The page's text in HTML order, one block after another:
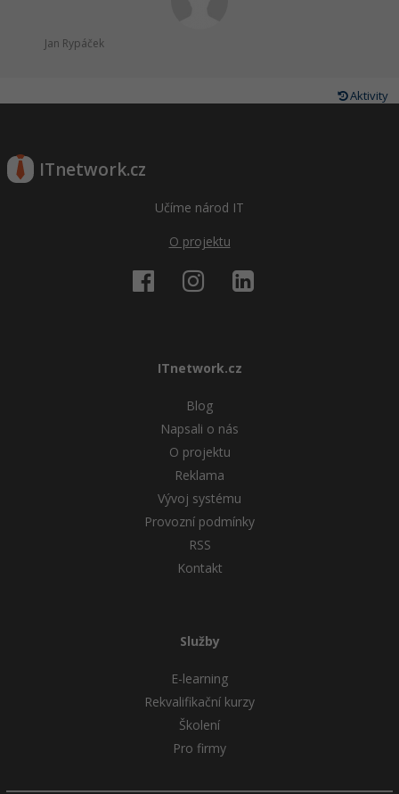
Jan Rypáček
Aktivity
ITnetwork.cz
Učíme národ IT
O projektu
ITnetwork.cz
Blog
Napsali o nás
O projektu
Reklama
Vývoj systému
Provozní podmínky
RSS
Kontakt
Služby
E-learning
Rekvalifikační kurzy
Školení
Pro firmy